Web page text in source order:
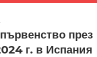
през
г. в Испания